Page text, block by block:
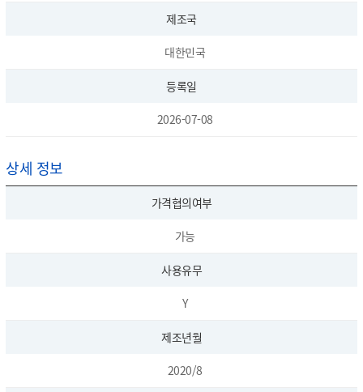
제조국
대한민국
등록일
2026-07-08
상세 정보
가격협의여부
가능
사용유무
Y
제조년월
2020/8